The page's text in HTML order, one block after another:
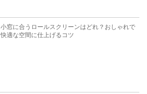
小窓に合うロールスクリーンはどれ？おしゃれで
快適な空間に仕上げるコツ